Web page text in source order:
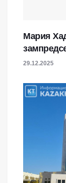
Мария
29.12.2025